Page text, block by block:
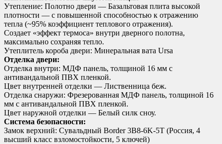
Утепление: Полотно двери — Базальтовая плита высокой
плотности — с повышенной способностью к отражению
тепла (~95% коэффициент теплового отражения).
Создает «эффект термоса» внутри дверного полотна,
максимально сохраняя тепло.
Утеплитель короба двери: Минеральная вата Ursa
Отделка двери:
Отделка внутри: МДФ панель, толщиной 16 мм с
антивандальной ПВХ пленкой.
Цвет внутренней отделки — Лиственница беж.
Отделка снаружи: Фрезерованная МДФ панель, толщиной 16
мм с антивандальной ПВХ пленкой.
Цвет наружной отделки — Белый силк сноу.
Система безопасности:
Замок верхний: Сувальдный Border 3B8-6K-5Т (Россия, 4
высший класс взломостойкости, 5 ключей)